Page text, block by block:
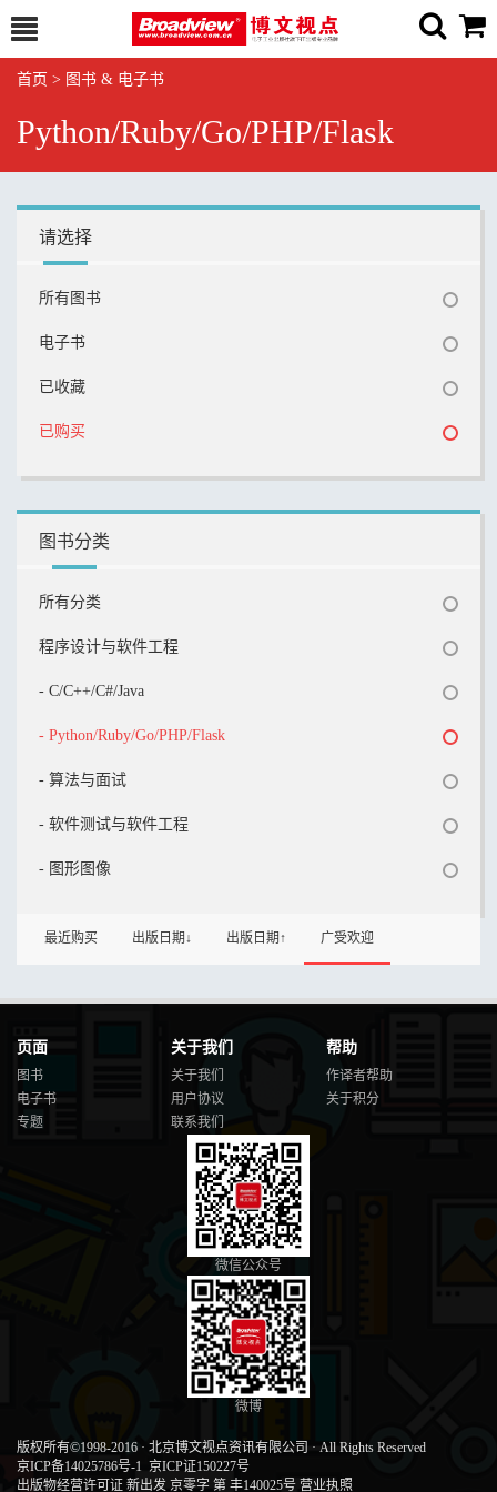
首页 > 图书 & 电子书
Python/Ruby/Go/PHP/Flask
请选择
所有图书
电子书
已收藏
已购买
图书分类
所有分类
程序设计与软件工程
- C/C++/C#/Java
- Python/Ruby/Go/PHP/Flask
- 算法与面试
- 软件测试与软件工程
- 图形图像
最近购买 出版日期↓ 出版日期↑ 广受欢迎
页面
图书
电子书
专题
关于我们
关于我们
用户协议
联系我们
帮助
作译者帮助
关于积分
微信公众号
微博
版权所有©1998-2016 · 北京博文视点资讯有限公司 · All Rights Reserved
京ICP备14025786号-1 京ICP证150227号
出版物经营许可证 新出发 京零字 第 丰140025号 营业执照